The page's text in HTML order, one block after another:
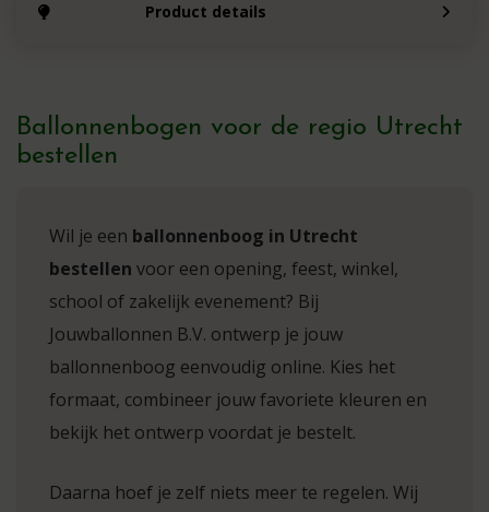
Product details
Ballonnenbogen voor de regio Utrecht
bestellen
Wil je een ballonnenboog in Utrecht
bestellen voor een opening, feest, winkel,
school of zakelijk evenement? Bij
Jouwballonnen B.V. ontwerp je jouw
ballonnenboog eenvoudig online. Kies het
formaat, combineer jouw favoriete kleuren en
bekijk het ontwerp voordat je bestelt.
Daarna hoef je zelf niets meer te regelen. Wij